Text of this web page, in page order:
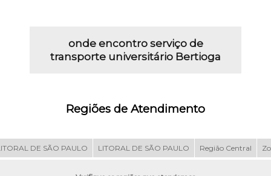
onde encontro serviço de
transporte universitário Bertioga
Regiões de Atendimento
DE SÃO PAULO LITORAL DE SÃO PAULO Região Central